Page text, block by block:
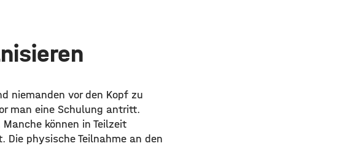
niemanden vor den Kopf zu
man eine Schulung antritt.
können in Teilzeit
Die physische Teilnahme an den